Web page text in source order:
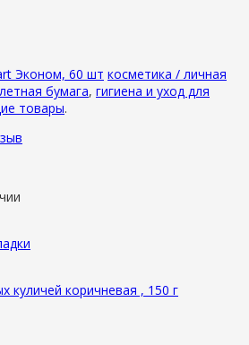
Эконом, 60 шт косметика / личная
бумага, гигиена и уход для
товары.